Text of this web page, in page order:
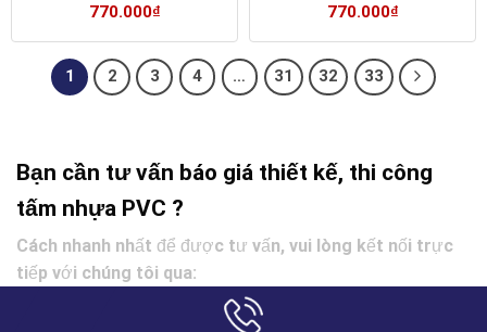
770.000₫ 770.000₫
1 2 3 4 … 31 32 33
Bạn cần tư vấn báo giá thiết kế, thi công
tấm nhựa PVC ?
Cách nhanh nhất để được tư vấn, vui lòng kết nối trực
tiếp với chúng tôi qua: